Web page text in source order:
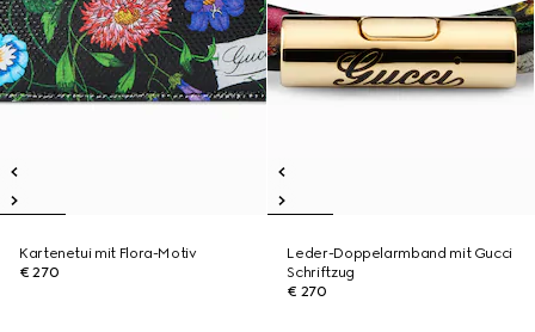
Kartenetui mit Flora-Motiv
€ 270
Leder-Doppelarmband mit Gucci
Schriftzug
€ 270